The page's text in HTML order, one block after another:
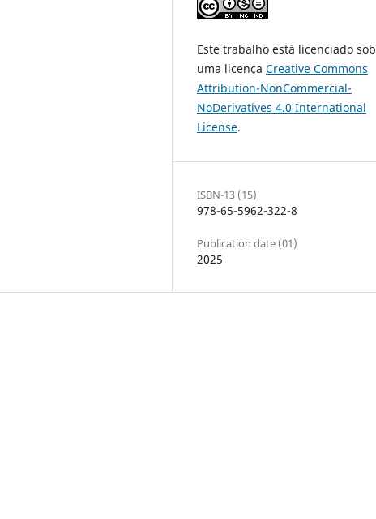
Este trabalho está licenciado sob
uma licença Creative Commons
Attribution-NonCommercial-
NoDerivatives 4.0 International
License.
ISBN-13 (15)
978-65-5962-322-8
Publication date (01)
2025